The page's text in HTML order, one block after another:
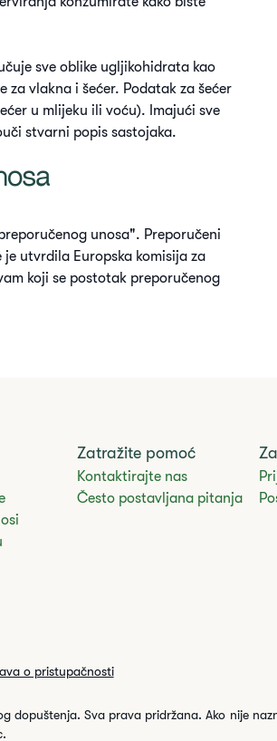
sve oblike ugljikohidrata kao
za vlakna i šećer. Podatak za šećer
u mlijeku ili voću). Imajući sve
stvarni popis sastojaka.
unosa". Preporučeni
utvrdila Europska komisija za
koji se postotak preporučenog
Zatražite pomoć
Kontaktirajte nas
Često postavljana pitanja
o pristupačnosti
dopuštenja. Sva prava pridržana. Ako nije